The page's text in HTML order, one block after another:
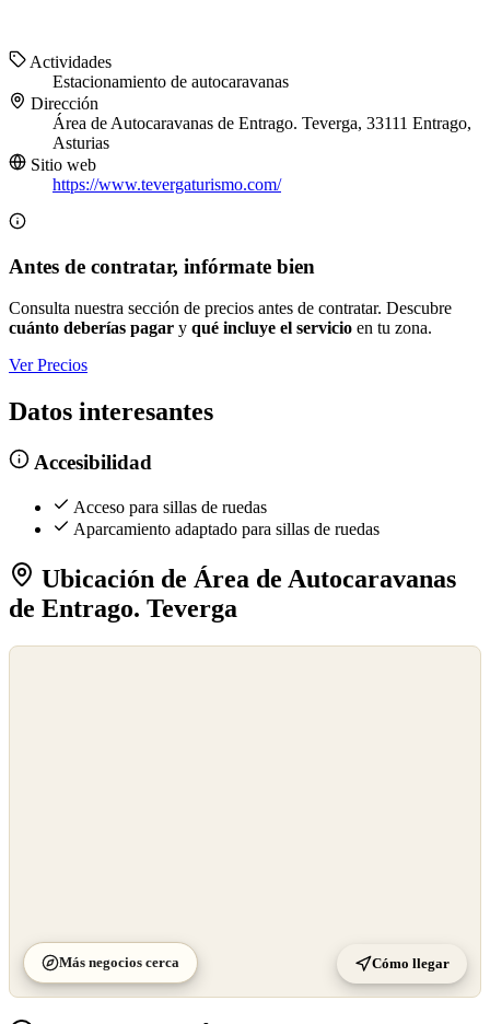
Actividades
Estacionamiento de autocaravanas
Dirección
Área de Autocaravanas de Entrago. Teverga, 33111 Entrago,
Asturias
Sitio web
https://www.tevergaturismo.com/
Antes de contratar, infórmate bien
Consulta nuestra sección de precios antes de contratar. Descubre
cuánto deberías pagar y qué incluye el servicio en tu zona.
Ver Precios
Datos interesantes
Accesibilidad
Acceso para sillas de ruedas
Aparcamiento adaptado para sillas de ruedas
Ubicación de Área de Autocaravanas
de Entrago. Teverga
Más negocios cerca Cómo llegar